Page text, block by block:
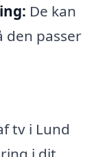
De kan
den passer
tv i Lund